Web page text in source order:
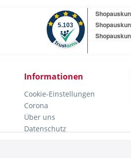
Informationen
Cookie-Einstellungen
Corona
Über uns
Datenschutz